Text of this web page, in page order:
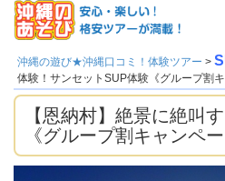
沖縄の遊び★沖縄口コミ！体験ツアー >
体験！サンセットSUP体験《グループ割キ
【恩納村】絶景に絶叫
《グループ割キャンペー